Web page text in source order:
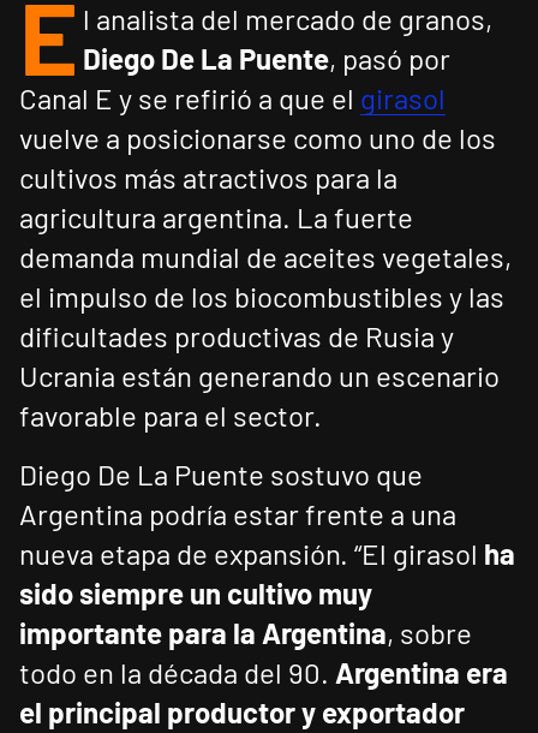
E l analista del mercado de granos,
Diego De La Puente, pasó por
Canal E y se refirió a que el girasol
vuelve a posicionarse como uno de los
cultivos más atractivos para la
agricultura argentina. La fuerte
demanda mundial de aceites vegetales,
el impulso de los biocombustibles y las
dificultades productivas de Rusia y
Ucrania están generando un escenario
favorable para el sector.
Diego De La Puente sostuvo que
Argentina podría estar frente a una
nueva etapa de expansión. “El girasol ha
sido siempre un cultivo muy
importante para la Argentina, sobre
todo en la década del 90. Argentina era
el principal productor y exportador